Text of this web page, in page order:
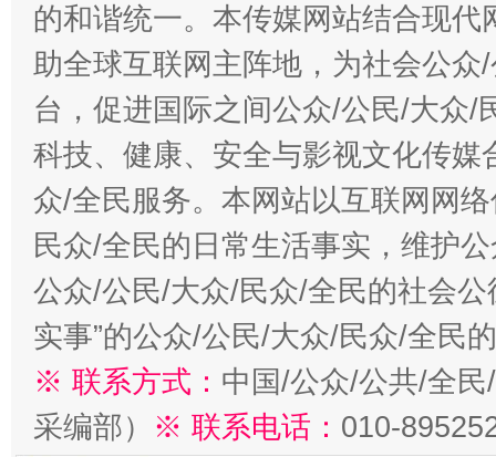
的和谐统一。本传媒网站结合现
助全球互联网主阵地，为社会公
台，促进国际之间公众/公民/大众/
科技、健康、安全与影视文化传
众/全民服务。本网站以互联网网
民众/全民的日常生活事实，维护
公众/公民/大众/民众/全民的社会公
实事”的公众/公民/大众/民众/全民
※ 联系方式： 中国/公众/公共/全
采编部） ※ 联系电话： 010-